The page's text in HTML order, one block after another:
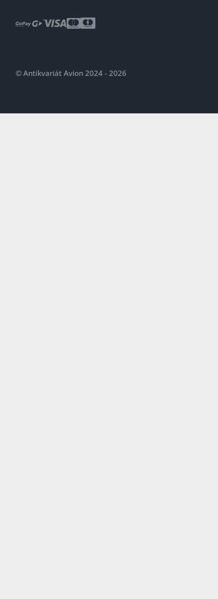
© Antikvariát Avion 2024 - 2026